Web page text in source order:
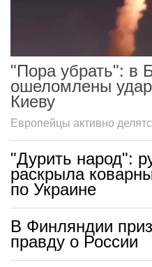
"Пора убрать": в
ошеломлены
Киеву
Европейцы активно
"Дурить народ":
раскрыла
по Украине
В Финляндии
правду о России